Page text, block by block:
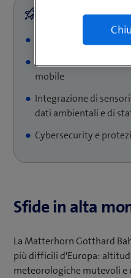
Introduzione di una
Connettività tramite
mobile
Integrazione di
dati ambientali e di
Cybersecurity e
Sfide in alta
La Matterhorn Gotthard
più difficili d'Europa:
meteorologiche mutevoli